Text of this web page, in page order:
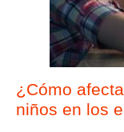
¿Cómo
niños en los